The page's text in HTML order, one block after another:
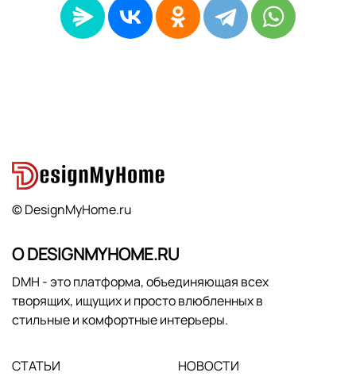
© DesignMyHome.ru
О DESIGNMYHOME.RU
DMH - это платформа, объединяющая всех
творящих, ищущих и просто влюбленных в
стильные и комфортные интерьеры.
СТАТЬИ НОВОСТИ